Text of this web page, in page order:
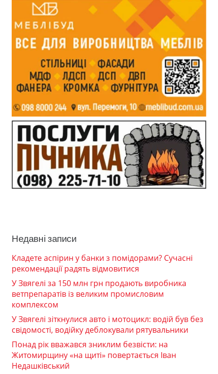
Недавні записи
Кладете аспірин у банки з помідорами? Сучасні
рекомендації радять відмовитися
У Звягелі за 150 млн грн продають виробника
ветпрепаратів із великим промисловим
комплексом
У Звягелі зіткнулися авто і мотоцикл: водій був без
свідомості, водійку деблокували рятувальники
Понад рік вважався зниклим безвісти: на
Житомирщину «на щиті» повертається Іван
Недашківський